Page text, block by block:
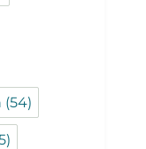
(54)